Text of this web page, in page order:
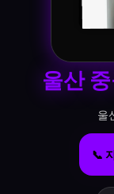
울산
울
📞